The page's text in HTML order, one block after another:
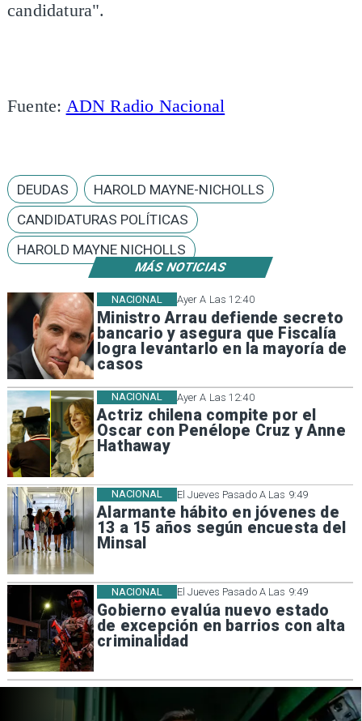
MÁS NOTICIAS
Ayer A Las 12:40
Ministro Arrau defiende secreto
bancario y asegura que Fiscalía
logra levantarlo en la mayoría de
casos
NACIONAL
Ayer A Las 12:40
Actriz chilena compite por el
Oscar con Penélope Cruz y Anne
Hathaway
NACIONAL
El Jueves Pasado A Las 9:49
Alarmante hábito en jóvenes de
13 a 15 años según encuesta del
Minsal
NACIONAL
El Jueves Pasado A Las 9:49
Gobierno evalúa nuevo estado
de excepción en barrios con alta
criminalidad
NACIONAL
candidatura".
Fuente: ADN Radio Nacional
DEUDAS
HAROLD MAYNE-NICHOLLS
CANDIDATURAS POLÍTICAS
HAROLD MAYNE NICHOLLS